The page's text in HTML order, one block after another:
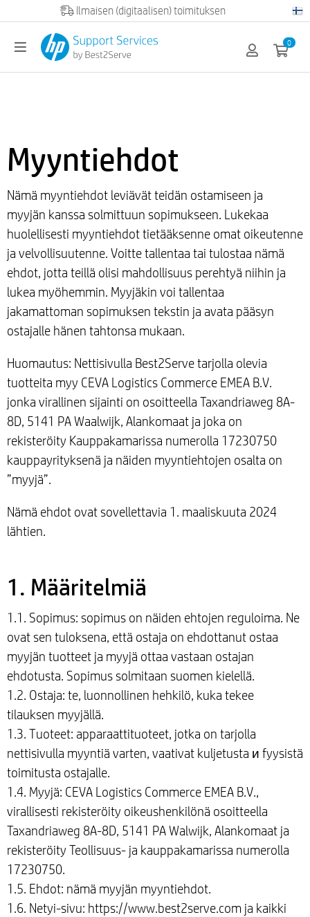
Official HP partner
0
Myyntiehdot
Nämä myyntiehdot leviävät teidän ostamiseen ja
myyjän kanssa solmittuun sopimukseen. Lukekaa
huolellisesti myyntiehdot tietääksenne omat oikeutenne
ja velvollisuutenne. Voitte tallentaa tai tulostaa nämä
ehdot, jotta teillä olisi mahdollisuus perehtyä niihin ja
lukea myöhemmin. Myyjäkin voi tallentaa
jakamattoman sopimuksen tekstin ja avata pääsyn
ostajalle hänen tahtonsa mukaan.
Huomautus: Nettisivulla Best2Serve tarjolla olevia
tuotteita myy CEVA Logistics Commerce EMEA B.V.
jonka virallinen sijainti on osoitteella Taxandriaweg 8A-
8D, 5141 PA Waalwijk, Alankomaat ja joka on
rekisteröity Kauppakamarissa numerolla 17230750
kauppayrityksenä ja näiden myyntiehtojen osalta on
”myyjä”.
Nämä ehdot ovat sovellettavia 1. maaliskuuta 2024
lähtien.
1. Määritelmiä
1.1. Sopimus: sopimus on näiden ehtojen reguloima. Ne
ovat sen tuloksena, että ostaja on ehdottanut ostaa
myyjän tuotteet ja myyjä ottaa vastaan ostajan
ehdotusta. Sopimus solmitaan suomen kielellä.
1.2. Ostaja: te, luonnollinen hehkilö, kuka tekee
tilauksen myyjällä.
1.3. Tuoteet: apparaattituoteet, jotka on tarjolla
nettisivulla myyntiä varten, vaativat kuljetusta и fyysistä
toimitusta ostajalle.
1.4. Myyjä: CEVA Logistics Commerce EMEA B.V.,
virallisesti rekisteröity oikeushenkilönä osoitteella
Taxandriaweg 8A-8D, 5141 PA Walwijk, Alankomaat ja
rekisteröity Teollisuus- ja kauppakamarissa numerolla
17230750.
1.5. Ehdot: nämä myyjän myyntiehdot.
1.6. Netyi-sivu: https://www.best2serve.com ja kaikki